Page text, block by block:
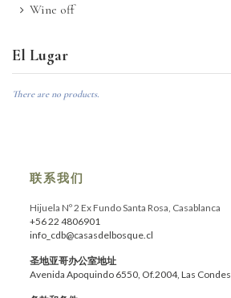
El Lugar
There are no products.
Wine off
联系我们
Hijuela Nº 2 Ex Fundo Santa Rosa, Casablanca
+56 22 4806901
info_cdb@casasdelbosque.cl
圣地亚哥办公室地址
Avenida Apoquindo 6550, Of.2004, Las Condes